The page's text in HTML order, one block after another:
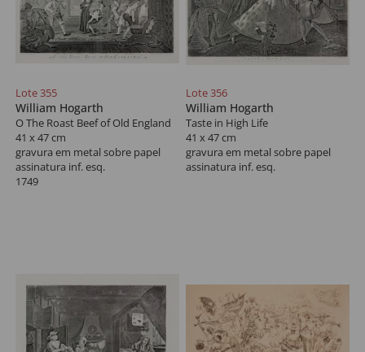
Lote 355
William Hogarth
O The Roast Beef of Old England
41 x 47 cm
gravura em metal sobre papel
assinatura inf. esq.
1749
Lote 356
William Hogarth
Taste in High Life
41 x 47 cm
gravura em metal sobre papel
assinatura inf. esq.